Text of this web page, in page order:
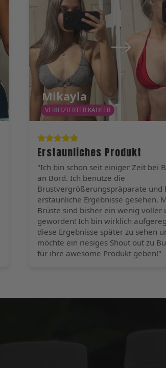
Mikayla
VERIFIZIERTER KÄUFER
Erstaunliches Produkt
"Ich bin schon seit einiger Zeit bei
an Bord. Ich benutze die
Brustvergrößerungspräparate und
erstaunliche Ergebnisse gesehen.
Brüste sind bisher ein wenig voller
geworden! Ich bin wirklich
diese Ergebnisse später zu sehen
möchte ein riesiges Shout out zu
für ihre awesome Produkt geben!"